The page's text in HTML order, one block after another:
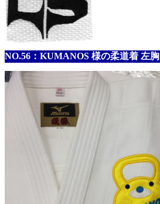
NO.56：KUMANOS 様の柔道着 左胸